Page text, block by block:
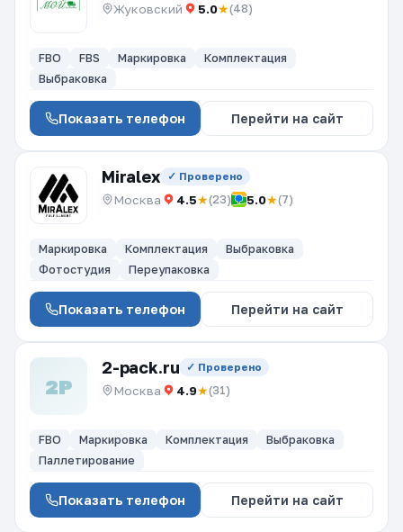
Жуковский 5.0★(48)
FBO FBS Маркировка
Комплектация
Выбраковка
Показать телефон Перейти на сайт
Miralex ✓ Проверено
Москва 4.5★(23) 5.0★(7)
Маркировка Комплектация
Выбраковка
Фотостудия
Переупаковка
Показать телефон Перейти на сайт
2P
2-pack.ru ✓ Проверено
Москва 4.9★(31)
FBO Маркировка Комплектация
Выбраковка
Паллетирование
Показать телефон Перейти на сайт